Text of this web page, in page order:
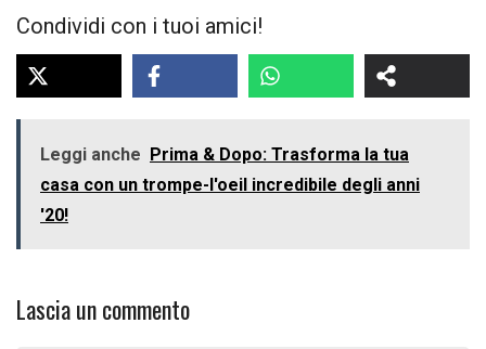
Condividi con i tuoi amici!
Leggi anche Prima & Dopo: Trasforma la tua
casa con un trompe-l'oeil incredibile degli anni
'20!
Lascia un commento